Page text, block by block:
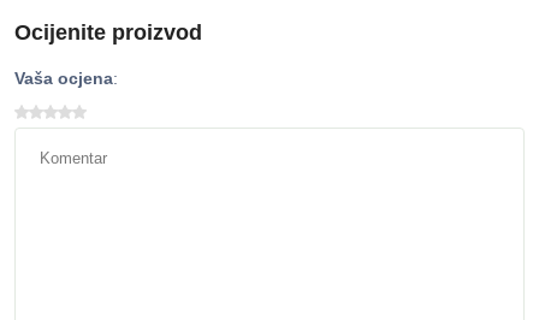
Ocijenite proizvod
Vaša ocjena: